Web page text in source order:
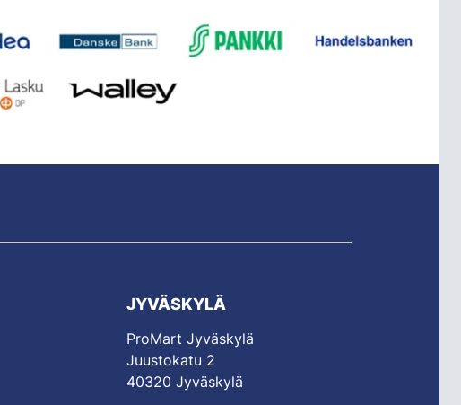
JYVÄSKYLÄ
ProMart Jyväskylä
Juustokatu 2
40320 Jyväskylä